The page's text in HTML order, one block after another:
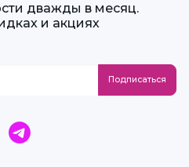
дважды в месяц.
и акциях